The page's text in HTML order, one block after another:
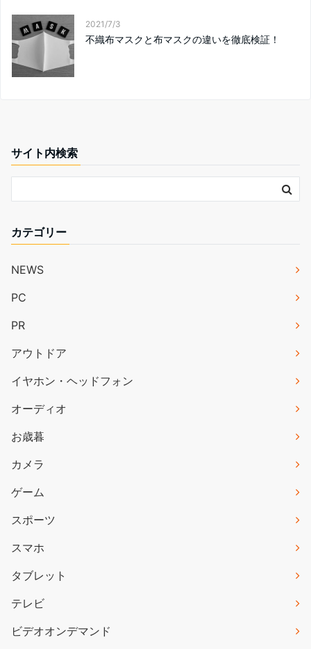
2021/7/3
不織布マスクと布マスクの違いを徹底検証！
サイト内検索
カテゴリー
NEWS
PC
PR
アウトドア
イヤホン・ヘッドフォン
オーディオ
お歳暮
カメラ
ゲーム
スポーツ
スマホ
タブレット
テレビ
ビデオオンデマンド